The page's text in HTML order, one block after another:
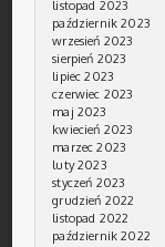
listopad 2023
październik 2023
wrzesień 2023
sierpień 2023
lipiec 2023
czerwiec 2023
maj 2023
kwiecień 2023
marzec 2023
luty 2023
styczeń 2023
grudzień 2022
listopad 2022
październik 2022